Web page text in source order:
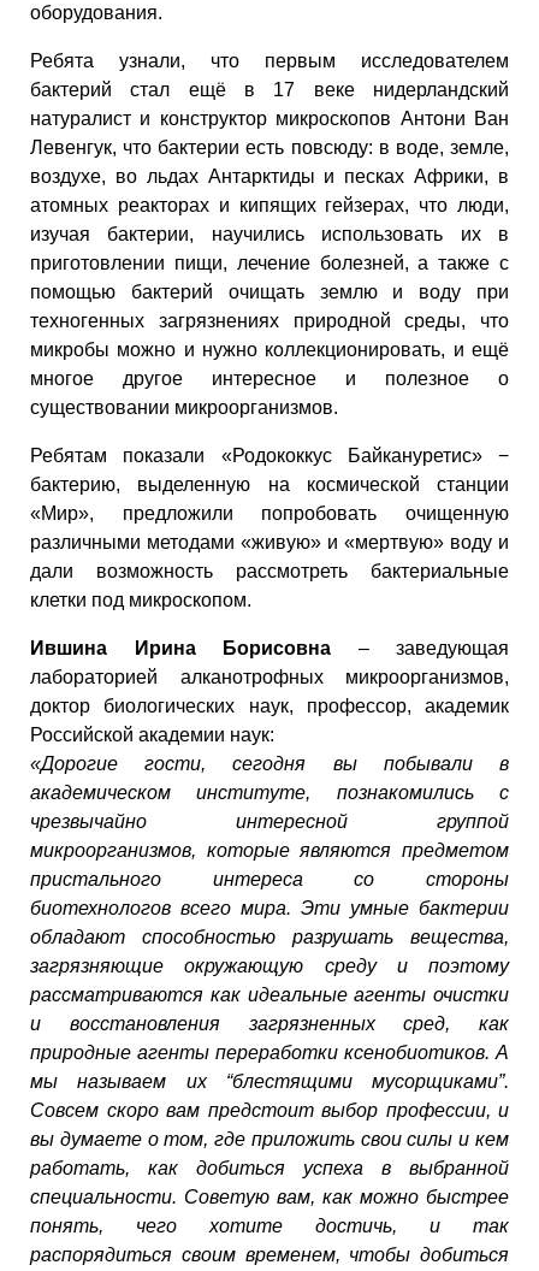
оборудования.
Ребята узнали, что первым исследователем
бактерий стал ещё в 17 веке нидерландский
натуралист и конструктор микроскопов Антони Ван
Левенгук, что бактерии есть повсюду: в воде, земле,
воздухе, во льдах Антарктиды и песках Африки, в
атомных реакторах и кипящих гейзерах, что люди,
изучая бактерии, научились использовать их в
приготовлении пищи, лечение болезней, а также с
помощью бактерий очищать землю и воду при
техногенных загрязнениях природной среды, что
микробы можно и нужно коллекционировать, и ещё
многое другое интересное и полезное о
существовании микроорганизмов.
Ребятам показали «Родококкус Байкануретис» −
бактерию, выделенную на космической станции
«Мир», предложили попробовать очищенную
различными методами «живую» и «мертвую» воду и
дали возможность рассмотреть бактериальные
клетки под микроскопом.
Ившина Ирина Борисовна – заведующая
лабораторией алканотрофных микроорганизмов,
доктор биологических наук, профессор, академик
Российской академии наук:
«Дорогие гости, сегодня вы побывали в
академическом институте, познакомились с
чрезвычайно интересной группой
микроорганизмов, которые являются предметом
пристального интереса со стороны
биотехнологов всего мира. Эти умные бактерии
обладают способностью разрушать вещества,
загрязняющие окружающую среду и поэтому
рассматриваются как идеальные агенты очистки
и восстановления загрязненных сред, как
природные агенты переработки ксенобиотиков. А
мы называем их “блестящими мусорщиками”.
Совсем скоро вам предстоит выбор профессии, и
вы думаете о том, где приложить свои силы и кем
работать, как добиться успеха в выбранной
специальности. Советую вам, как можно быстрее
понять, чего хотите достичь, и так
распорядиться своим временем, чтобы добиться